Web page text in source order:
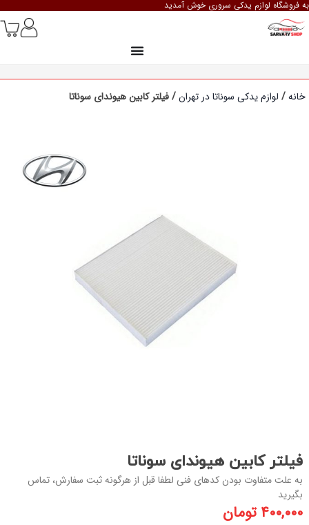
به فروشگاه لوازم یدکی سروری خوش آمدید
خانه/ لوازم یدکی سوناتا در تهران/ فیلتر کابین هیوندای سوناتا
فیلتر کابین هیوندای سوناتا
به علت متفاوت بودن کدهای فنی لطفا قبل از هرگونه ثبت سفارش، تماس
بگیرید
۴۰۰,۰۰۰ تومان